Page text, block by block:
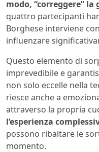
modo, “correggere”
quattro partecipanti
Borghese interviene
influenzare
Questo elemento di
imprevedibile e
non solo eccelle nella
riesce anche a
attraverso la propria
l’esperienza
possono ribaltare le
momento.